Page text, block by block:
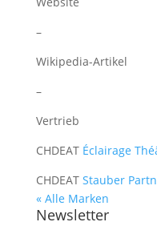
–
Wikipedia-Artikel
–
Vertrieb
CHDEAT Éclairage
CHDEAT Stauber
« Alle Marken
Newsletter